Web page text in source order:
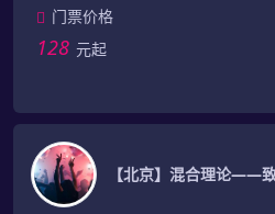
门票价格
128 元起
【北京】混合理论——